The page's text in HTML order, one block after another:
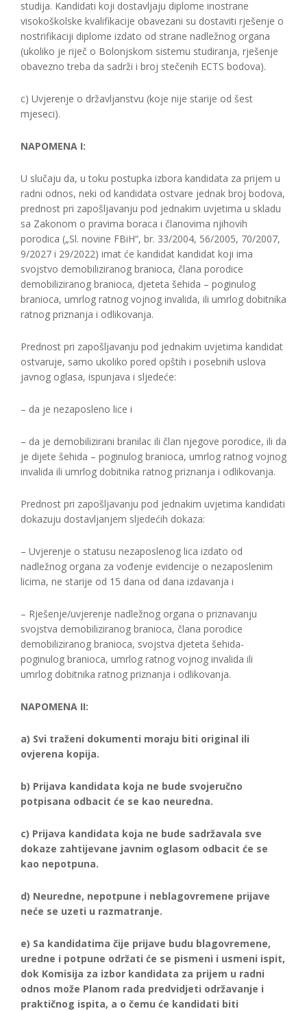
studija. Kandidati koji dostavljaju diplome inostrane
visokoškolske kvalifikacije obavezani su dostaviti rješenje o
nostrifikaciji diplome izdato od strane nadležnog organa
(ukoliko je riječ o Bolonjskom sistemu studiranja, rješenje
obavezno treba da sadrži i broj stečenih ECTS bodova).
c) Uvjerenje o državljanstvu (koje nije starije od šest
mjeseci).
NAPOMENA I:
U slučaju da, u toku postupka izbora kandidata za prijem u
radni odnos, neki od kandidata ostvare jednak broj bodova,
prednost pri zapošljavanju pod jednakim uvjetima u skladu
sa Zakonom o pravima boraca i članovima njihovih
porodica („Sl. novine FBiH“, br. 33/2004, 56/2005, 70/2007,
9/2027 i 29/2022) imat će kandidat kandidat koji ima
svojstvo demobiliziranog branioca, člana porodice
demobiliziranog branioca, djeteta šehida – poginulog
branioca, umrlog ratnog vojnog invalida, ili umrlog dobitnika
ratnog priznanja i odlikovanja.
Prednost pri zapošljavanju pod jednakim uvjetima kandidat
ostvaruje, samo ukoliko pored opštih i posebnih uslova
javnog oglasa, ispunjava i sljedeće:
– da je nezaposleno lice i
– da je demobilizirani branilac ili član njegove porodice, ili da
je dijete šehida – poginulog branioca, umrlog ratnog vojnog
invalida ili umrlog dobitnika ratnog priznanja i odlikovanja.
Prednost pri zapošljavanju pod jednakim uvjetima kandidati
dokazuju dostavljanjem sljedećih dokaza:
– Uvjerenje o statusu nezaposlenog lica izdato od
nadležnog organa za vođenje evidencije o nezaposlenim
licima, ne starije od 15 dana od dana izdavanja i
– Rješenje/uvjerenje nadležnog organa o priznavanju
svojstva demobiliziranog branioca, člana porodice
demobiliziranog branioca, svojstva djeteta šehida-
poginulog branioca, umrlog ratnog vojnog invalida ili
umrlog dobitnika ratnog priznanja i odlikovanja.
NAPOMENA II:
a) Svi traženi dokumenti moraju biti original ili
ovjerena kopija.
b) Prijava kandidata koja ne bude svojeručno
potpisana odbacit će se kao neuredna.
c) Prijava kandidata koja ne bude sadržavala sve
dokaze zahtijevane javnim oglasom odbacit će se
kao nepotpuna.
d) Neuredne, nepotpune i neblagovremene prijave
neće se uzeti u razmatranje.
e) Sa kandidatima čije prijave budu blagovremene,
uredne i potpune održati će se pismeni i usmeni ispit,
dok Komisija za izbor kandidata za prijem u radni
odnos može Planom rada predvidjeti održavanje i
praktičnog ispita, a o čemu će kandidati biti